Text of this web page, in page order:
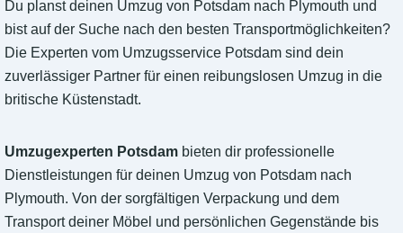
Du planst deinen Umzug von Potsdam nach Plymouth und
bist auf der Suche nach den besten Transportmöglichkeiten?
Die Experten vom Umzugsservice Potsdam sind dein
zuverlässiger Partner für einen reibungslosen Umzug in die
britische Küstenstadt.
Umzugexperten Potsdam bieten dir professionelle
Dienstleistungen für deinen Umzug von Potsdam nach
Plymouth. Von der sorgfältigen Verpackung und dem
Transport deiner Möbel und persönlichen Gegenstände bis